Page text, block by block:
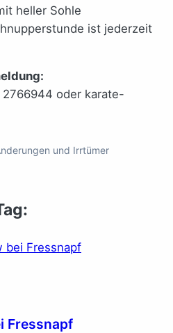
heller Sohle
ist jederzeit
2766944 oder karate-
und Irrtümer
Fressnapf